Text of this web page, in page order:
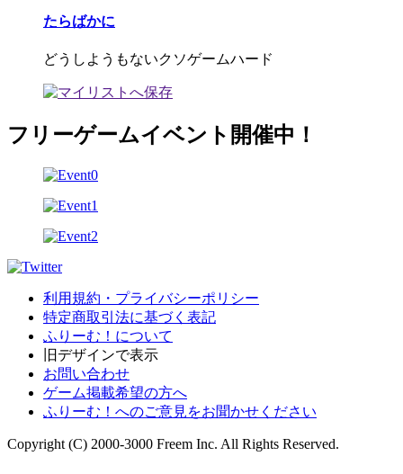
たらばかに
どうしようもないクソゲームハード
フリーゲームイベント開催中！
利用規約・プライバシーポリシー
特定商取引法に基づく表記
ふりーむ！について
旧デザインで表示
お問い合わせ
ゲーム掲載希望の方へ
ふりーむ！へのご意見をお聞かせください
Copyright (C) 2000-3000 Freem Inc. All Rights Reserved.